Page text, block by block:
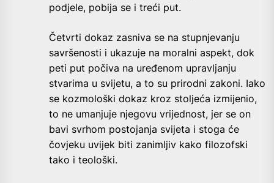
podjele, pobija se i treći put.
Četvrti dokaz zasniva se na stupnjevanju
savršenosti i ukazuje na moralni aspekt, dok
peti put počiva na uređenom upravljanju
stvarima u svijetu, a to su prirodni zakoni. Iako
se kozmološki dokaz kroz stoljeća izmijenio,
to ne umanjuje njegovu vrijednost, jer se on
bavi svrhom postojanja svijeta i stoga će
čovjeku uvijek biti zanimljiv kako filozofski
tako i teološki.